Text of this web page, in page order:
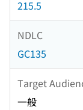
215.5
NDLC
GC135
Target
一般